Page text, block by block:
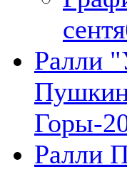
Ралли
Горы-
Ралли